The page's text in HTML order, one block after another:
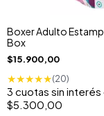
Boxer Adulto
Box
$15.900,00
★★★★★(20)
3 cuotas sin interés
$5.300,00